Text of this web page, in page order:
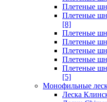
Плетеные
Плетеные
[8]
Плетеные
Плетеные
Плетеные
Плетеные
Плетеные
[5]
Монофильные
Леска